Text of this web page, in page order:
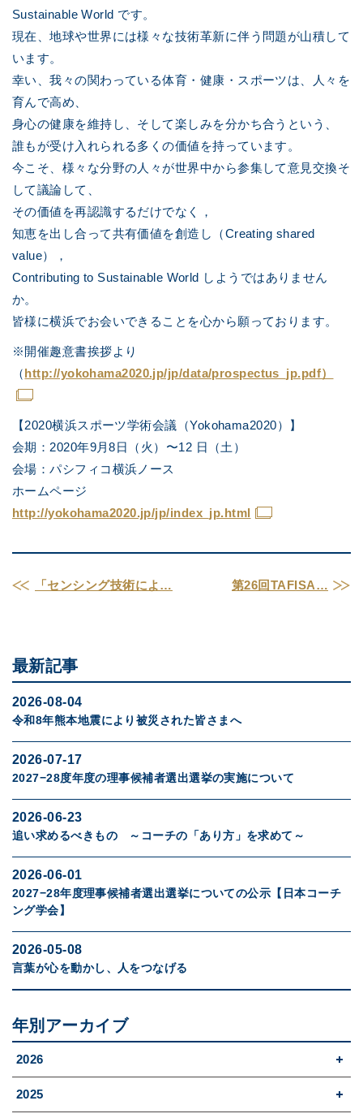
Sustainable World です。
現在、地球や世界には様々な技術革新に伴う問題が山積して
います。
幸い、我々の関わっている体育・健康・スポーツは、人々を
育んで高め、
身心の健康を維持し、そして楽しみを分かち合うという、
誰もが受け入れられる多くの価値を持っています。
今こそ、様々な分野の人々が世界中から参集して意見交換そ
して議論して、
その価値を再認識するだけでなく，
知恵を出し合って共有価値を創造し（Creating shared
value），
Contributing to Sustainable World しようではありません
か。
皆様に横浜でお会いできることを心から願っております。
※開催趣意書挨拶より
（http://yokohama2020.jp/jp/data/prospectus_jp.pdf）
【2020横浜スポーツ学術会議（Yokohama2020）】
会期：2020年9月8日（火）〜12 日（土）
会場：パシフィコ横浜ノース
ホームページ
http://yokohama2020.jp/jp/index_jp.html
「センシング技術によ… 第26回TAFISA…
最新記事
2026-08-04
令和8年熊本地震により被災された皆さまへ
2026-07-17
2027−28度年度の理事候補者選出選挙の実施について
2026-06-23
追い求めるべきもの ～コーチの「あり方」を求めて～
2026-06-01
2027−28年度理事候補者選出選挙についての公示【日本コーチ
ング学会】
2026-05-08
言葉が心を動かし、人をつなげる
年別アーカイブ
2026
2025